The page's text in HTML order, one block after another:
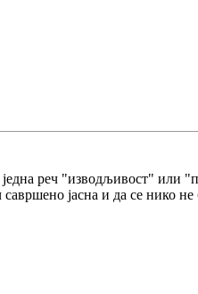
једна реч "изводљивост"
јасна и да се нико не